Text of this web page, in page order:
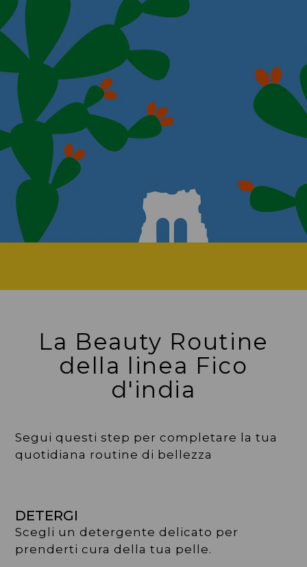
La Beauty Routine
della linea Fico
d'india
Segui questi step per completare la tua
quotidiana routine di bellezza
DETERGI
Scegli un detergente delicato per
prenderti cura della tua pelle.